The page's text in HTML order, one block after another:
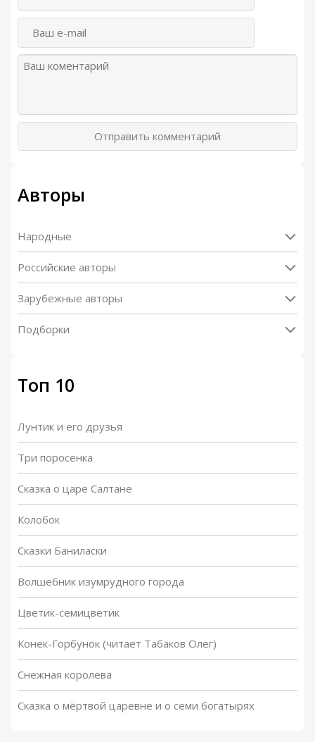
Отправить комментарий
Авторы
Народные
Российские авторы
Зарубежные авторы
Подборки
Топ 10
Лунтик и его друзья
Три поросенка
Сказка о царе Салтане
Колобок
Сказки Баниласки
Волшебник изумрудного города
Цветик-семицветик
Конек-Горбунок (читает Табаков Олег)
Снежная королева
Сказка о мёртвой царевне и о семи богатырях